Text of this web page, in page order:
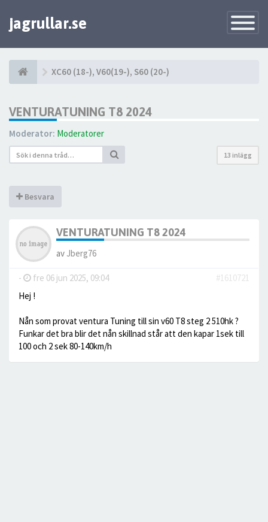
Toggle
jagrullar.se
XC60 (18-), V60(19-), S60 (20-)
VENTURATUNING T8 2024
Moderator: Moderatorer
13 inlägg
Besvara
VENTURATUNING T8 2024
av Jberg76
- fre 06 jun 2025, 09:04
#1610721
Hej !
Nån som provat ventura Tuning till sin v60 T8 steg 2 510hk ?
Funkar det bra blir det nån skillnad står att den kapar 1sek till
100 och 2 sek 80-140km/h